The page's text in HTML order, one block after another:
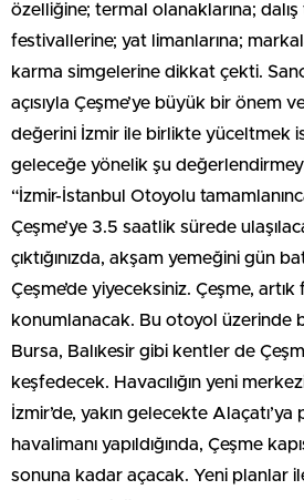
özelliğine; termal olanaklarına;
festivallerine; yat limanlarına;
karma simgelerine dikkat çekti.
açısıyla Çeşme’ye büyük bir önem
değerini İzmir ile birlikte yüceltmek
geleceğe yönelik şu
“İzmir-İstanbul Otoyolu
Çeşme’ye 3.5 saatlik sürede
çıktığınızda, akşam yemeğini gün
Çeşme’de yiyeceksiniz. Çeşme,
konumlanacak. Bu otoyol üzerinde
Bursa, Balıkesir gibi kentler de
keşfedecek. Havacılığın yeni
İzmir’de, yakın gelecekte
havalimanı yapıldığında, Çeşme
sonuna kadar açacak. Yeni planlar